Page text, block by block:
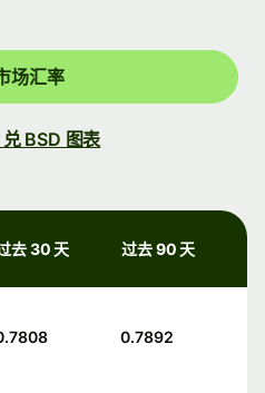
场汇率
BSD 图表
去 30 天 过去 90 天
0.7892